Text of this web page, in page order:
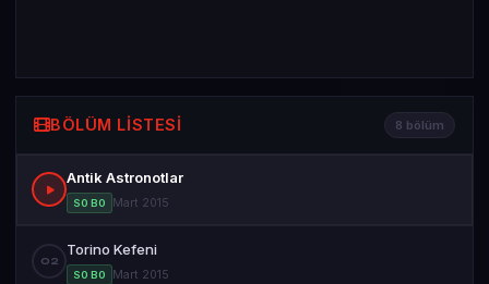
BÖLÜM LISTESI 8 bölüm
Antik Astronotlar
S0 B0 Mart 2015
02
Torino Kefeni
S0 B0 Mart 2015